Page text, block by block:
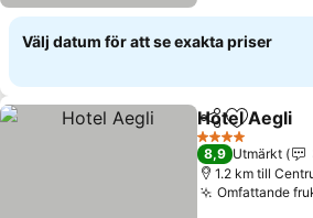
Välj datum för att se exakta priser
Dela Lägg till i
Hotel Aegli
4 Stjärnor
8,9 Utmärkt
1.2 km till
Omfattande